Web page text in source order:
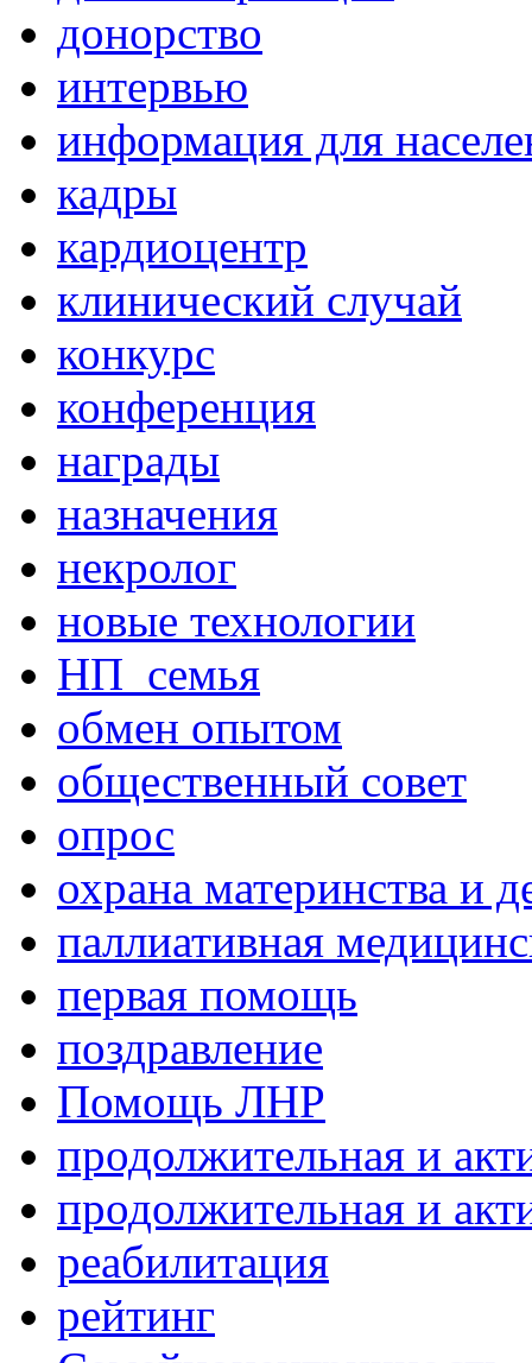
донорство
интервью
информация для
кадры
кардиоцентр
клинический случай
конкурс
конференция
награды
назначения
некролог
новые технологии
НП_семья
обмен опытом
общественный совет
опрос
охрана материнства и
паллиативная
первая помощь
поздравление
Помощь ЛНР
продолжительная и
продолжительная и
реабилитация
рейтинг